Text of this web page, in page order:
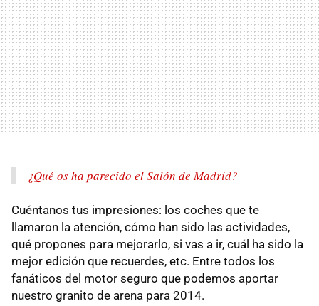
¿Qué os ha parecido el Salón de Madrid?
Cuéntanos tus impresiones: los coches que te
llamaron la atención, cómo han sido las actividades,
qué propones para mejorarlo, si vas a ir, cuál ha sido la
mejor edición que recuerdes, etc. Entre todos los
fanáticos del motor seguro que podemos aportar
nuestro granito de arena para 2014.